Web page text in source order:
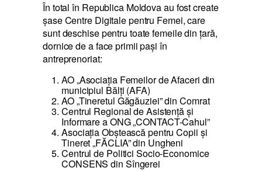
În total în Republica Moldova au fost create
șase Centre Digitale pentru Femei, care
sunt deschise pentru toate femeile din țară,
dornice de a face primii pași în
antreprenoriat:
AO „Asociația Femeilor de Afaceri din
municipiul Bălți (AFA)
AO „Tineretul Găgăuziei” din Comrat
Centrul Regional de Asistență și
Informare a ONG „CONTACT-Cahul”
Asociația Obștească pentru Copii și
Tineret „FĂCLIA” din Ungheni
Centrul de Politici Socio-Economice
CONSENS din Sîngerei